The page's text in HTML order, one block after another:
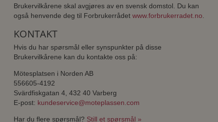
Brukervilkårene skal avgjøres av en svensk domstol. Du kan
også henvende deg til Forbrukerrådet www.forbrukerradet.no.
KONTAKT
Hvis du har spørsmål eller synspunkter på disse
Brukervilkårene kan du kontakte oss på:
Mötesplatsen i Norden AB
556605-4192
Svärdfiskgatan 4, 432 40 Varberg
E-post: kundeservice@moteplassen.com
Har du flere spørsmål? Still et spørsmål »